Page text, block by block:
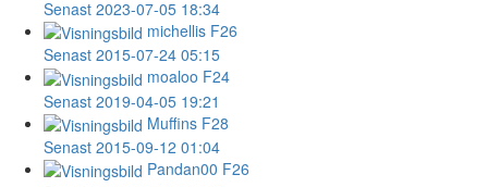
Senast 2023-07-05 18:34
michellis F26
Senast 2015-07-24 05:15
moaloo F24
Senast 2019-04-05 19:21
Muffins F28
Senast 2015-09-12 01:04
Pandan00 F26